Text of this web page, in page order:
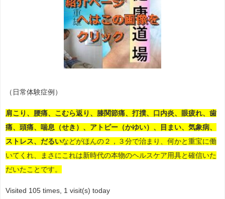
（日常体験症例）
肩こり、腰痛、こむら返り、膝関節痛、打撲、口内炎、眼疲れ、歯
痛、頭痛、喘息（せき）、アトピー（かゆい）、目まい、気象病、
ストレス、だるいなどがほんの２，３分で治まり、何かと重宝に働
いてくれ、まさにこれは新時代の本物のヘルスケア用具と確信いた
だいたことです。
Visited 105 times, 1 visit(s) today